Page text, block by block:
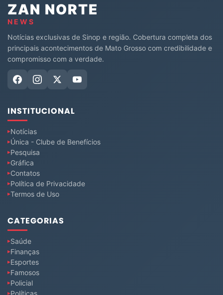
ZAN NORTE
NEWS
Notícias exclusivas de Sinop e região. Cobertura completa dos
principais acontecimentos de Mato Grosso com credibilidade e
compromisso com a verdade.
INSTITUCIONAL
Notícias
Única - Clube de Benefícios
Pesquisa
Gráfica
Contatos
Política de Privacidade
Termos de Uso
CATEGORIAS
Saúde
Finanças
Esportes
Famosos
Policial
Políticas